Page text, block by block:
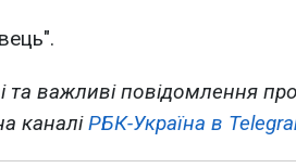
та важливі повідомлення
каналіРБК-Україна в